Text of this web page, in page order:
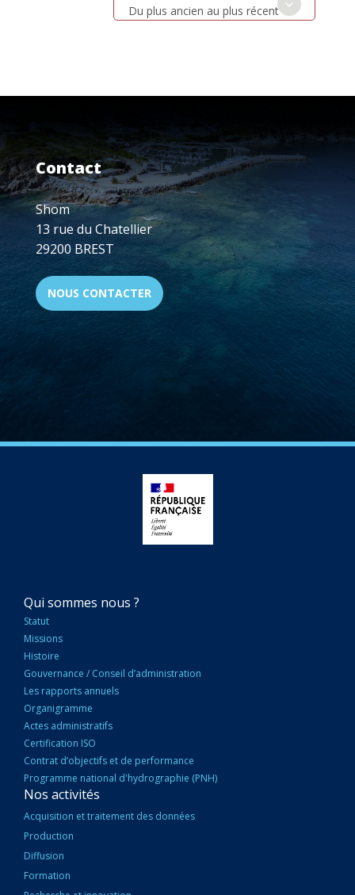
Du plus ancien au plus récent
Contact
Shom
13 rue du Chatellier
29200 BREST
NOUS CONTACTER
NAVIGATION
PRINCIPALE
Qui sommes nous ?
Statut
Missions
Histoire
Gouvernance / Conseil d’administration
Les rapports annuels
Organigramme
Actes administratifs
Certification ISO
Contrat d’objectifs et de performance
Programme national d'hydrographie (PNH)
Nos activités
Acquisition et traitement des données
Production
Diffusion
Formation